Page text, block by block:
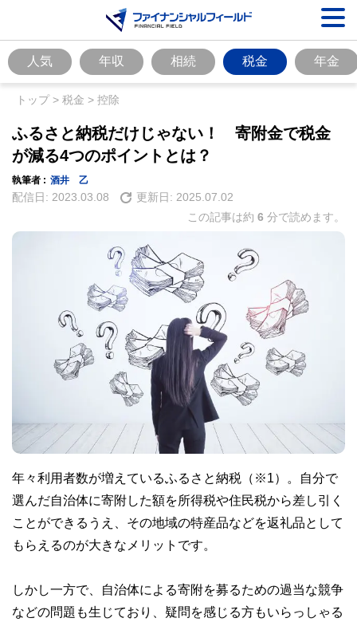
人気 年収 相続 税金 年金
トップ> 税金 > 控除
ふるさと納税だけじゃない！ 寄附金で税金
が減る4つのポイントとは？
執筆者 : 酒井 乙
配信日: 2023.03.08 更新日: 2025.07.02
この記事は約 6 分で読めます。
年々利用者数が増えているふるさと納税（※1）。自分で
選んだ自治体に寄附した額を所得税や住民税から差し引く
ことができるうえ、その地域の特産品などを返礼品として
もらえるのが大きなメリットです。
しかし一方で、自治体による寄附を募るための過当な競争
などの問題も生じており、疑問を感じる方もいらっしゃる